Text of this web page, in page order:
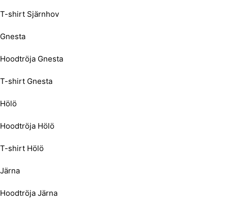
T-shirt Sjärnhov
Gnesta
Hoodtröja Gnesta
T-shirt Gnesta
Hölö
Hoodtröja Hölö
T-shirt Hölö
Järna
Hoodtröja Järna